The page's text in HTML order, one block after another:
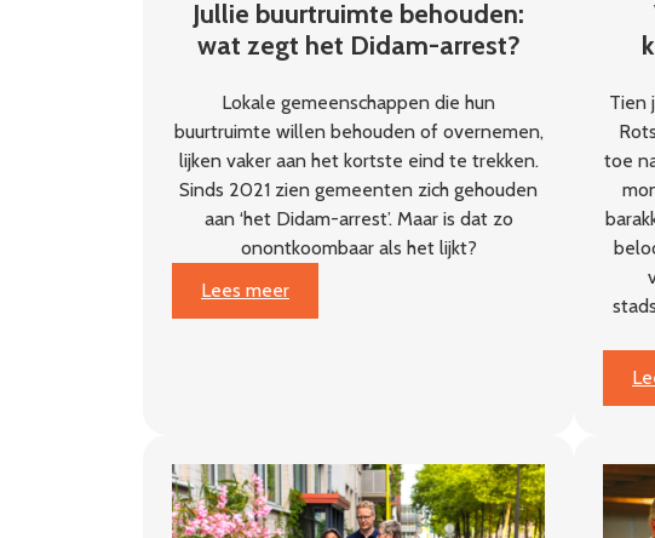
Jullie buurtruimte behouden:
wat zegt het Didam-arrest?
Lokale gemeenschappen die hun
buurtruimte willen behouden of overnemen,
lijken vaker aan het kortste eind te trekken.
Sinds 2021 zien gemeenten zich gehouden
aan ‘het Didam-arrest’. Maar is dat zo
onontkoombaar als het lijkt?
Lees meer
:
Jullie
het
Didam-
arrest?
Tien
toe